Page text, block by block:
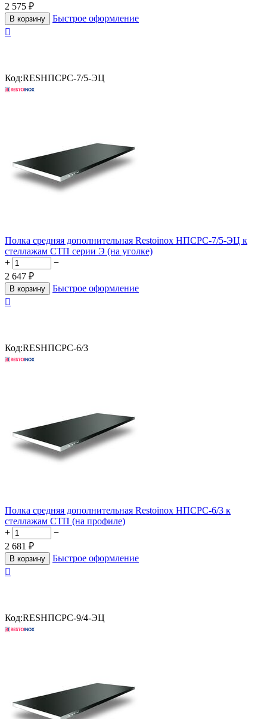
2 575 ₽
В корзину
Быстрое оформление

Код:RESНПСРС-7/5-ЭЦ
Полка средняя дополнительная Restoinox НПСРС-7/5-ЭЦ к
стеллажам СТП серии Э (на уголке)
+
−
2 647 ₽
В корзину
Быстрое оформление

Код:RESНПСРС-6/3
Полка средняя дополнительная Restoinox НПСРС-6/3 к
стеллажам СТП (на профиле)
+
−
2 681 ₽
В корзину
Быстрое оформление

Код:RESНПСРС-9/4-ЭЦ